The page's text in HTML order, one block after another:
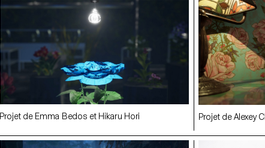
Projet de Emma Bedos et Hikaru Hori Projet de Alexey